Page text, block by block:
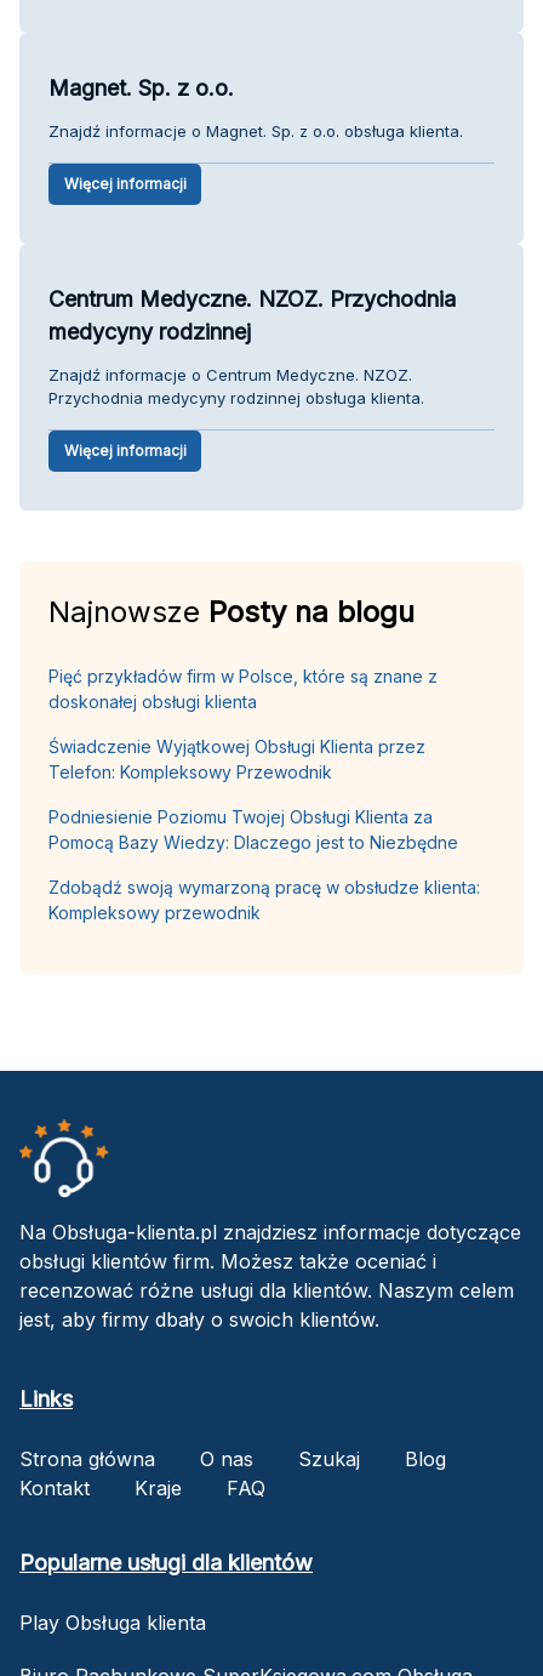
Magnet. Sp. z o.o.
Znajdź informacje o Magnet. Sp. z o.o. obsługa klienta.
Więcej informacji
Centrum Medyczne. NZOZ. Przychodnia
medycyny rodzinnej
Znajdź informacje o Centrum Medyczne. NZOZ.
Przychodnia medycyny rodzinnej obsługa klienta.
Więcej informacji
Najnowsze Posty na blogu
Pięć przykładów firm w Polsce, które są znane z
doskonałej obsługi klienta
Świadczenie Wyjątkowej Obsługi Klienta przez
Telefon: Kompleksowy Przewodnik
Podniesienie Poziomu Twojej Obsługi Klienta za
Pomocą Bazy Wiedzy: Dlaczego jest to Niezbędne
Zdobądź swoją wymarzoną pracę w obsłudze klienta:
Kompleksowy przewodnik
Na Obsługa-klienta.pl znajdziesz informacje dotyczące
obsługi klientów firm. Możesz także oceniać i
recenzować różne usługi dla klientów. Naszym celem
jest, aby firmy dbały o swoich klientów.
Links
Strona główna O nas Szukaj
Blog
Kontakt
Kraje FAQ
Popularne usługi dla klientów
Play Obsługa klienta